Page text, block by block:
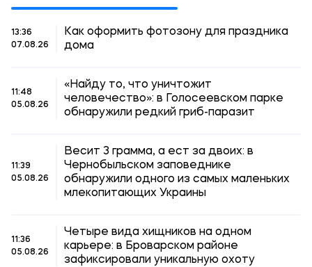
13:36
07.08.26
Как оформить фотозону для праздника
дома
11:48
05.08.26
«Найду то, что уничтожит
человечество»: в Голосеевском парке
обнаружили редкий гриб-паразит
11:39
05.08.26
Весит 3 грамма, а ест за двоих: в
Чернобыльском заповеднике
обнаружили одного из самых маленьких
млекопитающих Украины
11:36
05.08.26
Четыре вида хищников на одном
карьере: в Броварском районе
зафиксировали уникальную охоту